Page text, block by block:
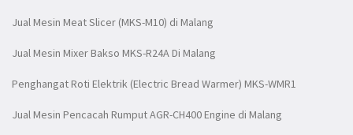
Jual Mesin Meat Slicer (MKS-M10) di Malang
Jual Mesin Mixer Bakso MKS-R24A Di Malang
Penghangat Roti Elektrik (Electric Bread Warmer) MKS-WMR1
Jual Mesin Pencacah Rumput AGR-CH400 Engine di Malang